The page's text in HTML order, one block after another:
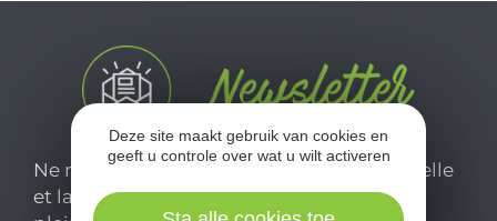
Ne manquez pas notre newsletter mensuelle
et laissez-vous inspirer pour profiter
Deze site maakt gebruik van cookies en
geeft u controle over wat u wilt activeren